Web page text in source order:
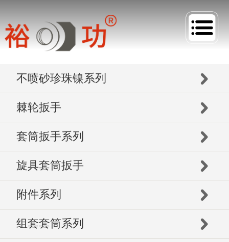
不喷砂珍珠镍系列
棘轮扳手
套筒扳手系列
旋具套筒扳手
附件系列
组套套筒系列